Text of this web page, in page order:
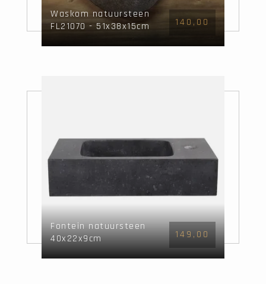
Waskom natuursteen
FL21070 - 51x38x15cm
140,00
Fontein natuursteen
40x22x9cm
149,00